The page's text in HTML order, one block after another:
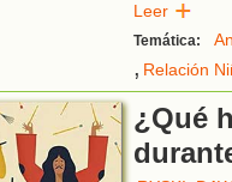
Leer
Temática:
, Relación
¿Qué